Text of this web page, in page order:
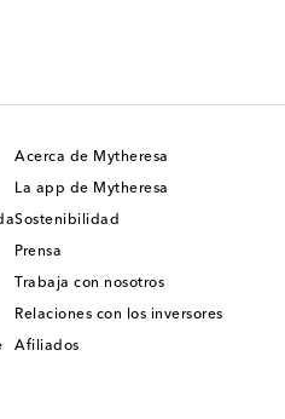
Acerca de Mytheresa
La app de Mytheresa
Sostenibilidad
Prensa
Trabaja con nosotros
Relaciones con los inversores
Afiliados